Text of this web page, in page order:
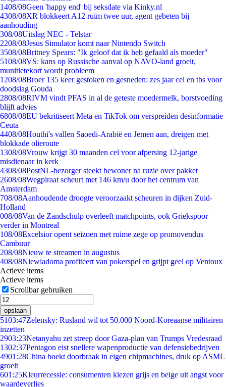
1408/08Geen 'happy end' bij seksdate via Kinky.nl
4308/08XR blokkeert A12 ruim twee uur, agent gebeten bij
aanhouding
308/08Uitslag NEC - Telstar
2208/08Jesus Simulator komt naar Nintendo Switch
3508/08Britney Spears: "Ik geloof dat ik heb gefaald als moeder"
5108/08VS: kans op Russische aanval op NAVO-land groeit,
munitietekort wordt probleem
1208/08Broer 135 keer gestoken en gesneden: zes jaar cel en tbs voor
doodslag Gouda
2808/08RIVM vindt PFAS in al de geteste moedermelk, borstvoeding
blijft advies
6808/08EU bekritiseert Meta en TikTok om verspreiden desinformatie
Ceuta
4408/08Houthi's vallen Saoedi-Arabië en Jemen aan, dreigen met
blokkade olieroute
1308/08Vrouw krijgt 30 maanden cel voor afpersing 12-jarige
misdienaar in kerk
4308/08PostNL-bezorger steekt bewoner na ruzie over pakket
2608/08Wegpiraat scheurt met 146 km/u door het centrum van
Amsterdam
708/08Aanhoudende droogte veroorzaakt scheuren in dijken Zuid-
Holland
008/08Van de Zandschulp overleeft matchpoints, ook Griekspoor
verder in Montreal
108/08Excelsior opent seizoen met ruime zege op promovendus
Cambuur
208/08Nieuw te streamen in augustus
408/08Niewiadoma profiteert van pokerspel en grijpt geel op Ventoux
Actieve items
Actieve items
Scrollbar gebruiken
opslaan
5103:47Zelensky: Rusland wil tot 50.000 Noord-Koreaanse militairen
inzetten
2903:23Netanyahu zet streep door Gaza-plan van Trumps Vredesraad
1302:37Pentagon eist snellere wapenproductie van defensiebedrijven
4901:28China boekt doorbraak in eigen chipmachines, druk op ASML
groeit
601:25Kleurrecessie: consumenten kiezen grijs en beige uit angst voor
waardeverlies